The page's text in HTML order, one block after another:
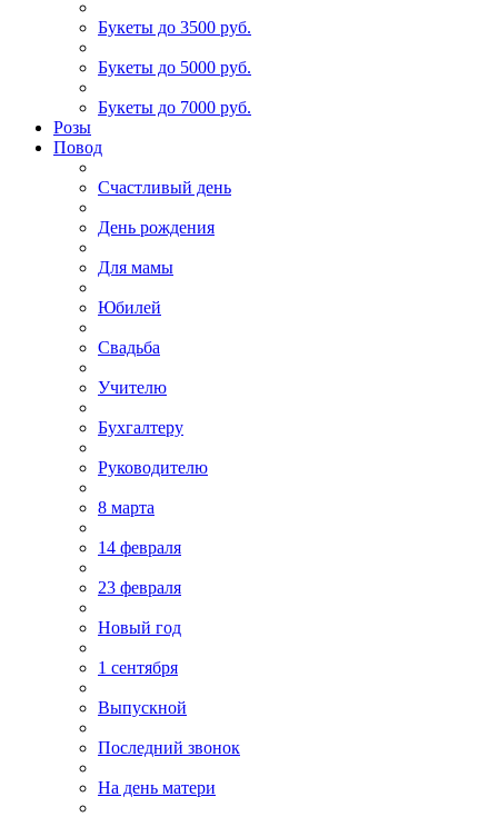
Букеты до 3500 руб.
Букеты до 5000 руб.
Букеты до 7000 руб.
Розы
Повод
Счастливый день
День рождения
Для мамы
Юбилей
Свадьба
Учителю
Бухгалтеру
Руководителю
8 марта
14 февраля
23 февраля
Новый год
1 сентября
Выпускной
Последний звонок
На день матери